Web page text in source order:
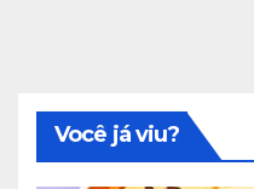
Você já viu?